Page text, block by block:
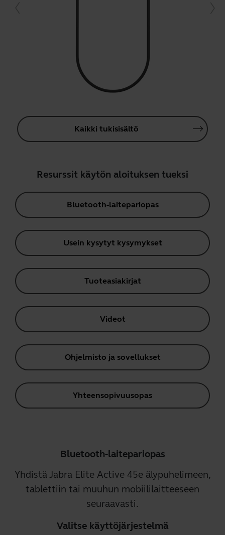
Kaikki tukisisältö
Resurssit käytön aloituksen tueksi
Bluetooth-laitepariopas
Usein kysytyt kysymykset
Tuoteasiakirjat
Videot
Ohjelmisto ja sovellukset
Yhteensopivuusopas
Bluetooth-laitepariopas
Yhdistä Jabra Elite Active 45e älypuhelimeen,
tablettiin tai muuhun mobiililaitteeseen
seuraavasti.
Valitse käyttöjärjestelmä